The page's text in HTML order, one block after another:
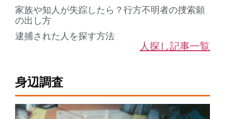
家族や知人が失踪したら？行方不明者の捜索願
の出し方
逮捕された人を探す方法
人探し記事一覧
身辺調査